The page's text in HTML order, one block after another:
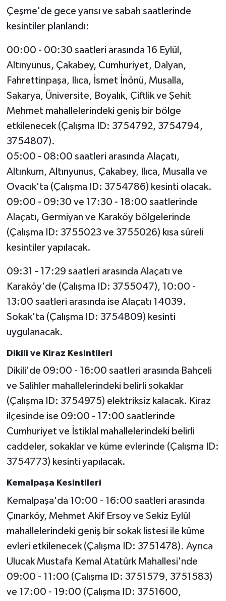
Çeşme'de gece yarısı ve sabah saatlerinde
kesintiler planlandı:
00:00 - 00:30 saatleri arasında 16 Eylül,
Altınyunus, Çakabey, Cumhuriyet, Dalyan,
Fahrettinpaşa, Ilıca, İsmet İnönü, Musalla,
Sakarya, Üniversite, Boyalık, Çiftlik ve Şehit
Mehmet mahallelerindeki geniş bir bölge
etkilenecek (Çalışma ID: 3754792, 3754794,
3754807).
05:00 - 08:00 saatleri arasında Alaçatı,
Altınkum, Altınyunus, Çakabey, Ilıca, Musalla ve
Ovacık'ta (Çalışma ID: 3754786) kesinti olacak.
09:00 - 09:30 ve 17:30 - 18:00 saatlerinde
Alaçatı, Germiyan ve Karaköy bölgelerinde
(Çalışma ID: 3755023 ve 3755026) kısa süreli
kesintiler yapılacak.
09:31 - 17:29 saatleri arasında Alaçatı ve
Karaköy'de (Çalışma ID: 3755047), 10:00 -
13:00 saatleri arasında ise Alaçatı 14039.
Sokak'ta (Çalışma ID: 3754809) kesinti
uygulanacak.
Dikili ve Kiraz Kesintileri
Dikili'de 09:00 - 16:00 saatleri arasında Bahçeli
ve Salihler mahallelerindeki belirli sokaklar
(Çalışma ID: 3754975) elektriksiz kalacak. Kiraz
ilçesinde ise 09:00 - 17:00 saatlerinde
Cumhuriyet ve İstiklal mahallelerindeki belirli
caddeler, sokaklar ve küme evlerinde (Çalışma ID:
3754773) kesinti yapılacak.
Kemalpaşa Kesintileri
Kemalpaşa'da 10:00 - 16:00 saatleri arasında
Çınarköy, Mehmet Akif Ersoy ve Sekiz Eylül
mahallelerindeki geniş bir sokak listesi ile küme
evleri etkilenecek (Çalışma ID: 3751478). Ayrıca
Ulucak Mustafa Kemal Atatürk Mahallesi'nde
09:00 - 11:00 (Çalışma ID: 3751579, 3751583)
ve 17:00 - 19:00 (Çalışma ID: 3751600,